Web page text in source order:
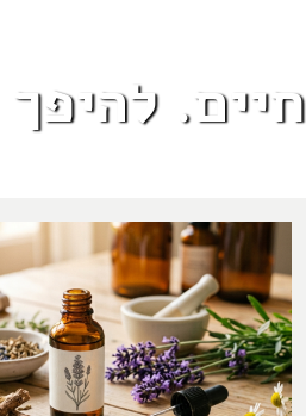
להיפך